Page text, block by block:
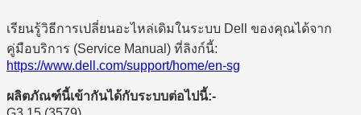
เรียนรู้วิธีการเปลี่ยนอะไหล่เดิมในระบบ Dell ของคุณได้จาก
คู่มือบริการ (Service Manual) ที่ลิงก์นี้:
https://www.dell.com/support/home/en-sg
ผลิตภัณฑ์นี้เข้ากันได้กับระบบต่อไปนี้:-